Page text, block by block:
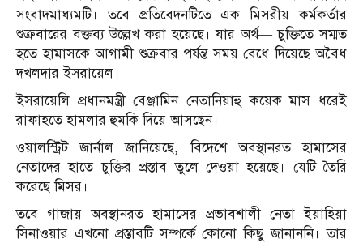
সংবাদমাধ্যমটি। তবে প্রতিবেদনটিতে এক মিসরীয় কর্মকর্তার
শুক্রবারের বক্তব্য উল্লেখ করা হয়েছে। যার অর্থ— চুক্তিতে সম্মত
হতে হামাসকে আগামী শুক্রবার পর্যন্ত সময় বেধে দিয়েছে অবৈধ
দখলদার ইসরায়েল।
ইসরায়েলি প্রধানমন্ত্রী বেঞ্জামিন নেতানিয়াহু কয়েক মাস ধরেই
রাফাহতে হামলার হুমকি দিয়ে আসছেন।
ওয়ালস্ট্রিট জার্নাল জানিয়েছে, বিদেশে অবস্থানরত হামাসের
নেতাদের হাতে চুক্তির প্রস্তাব তুলে দেওয়া হয়েছে। যেটি তৈরি
করেছে মিসর।
তবে গাজায় অবস্থানরত হামাসের প্রভাবশালী নেতা ইয়াহিয়া
সিনাওয়ার এখনো প্রস্তাবটি সম্পর্কে কোনো কিছু জানাননি। তার